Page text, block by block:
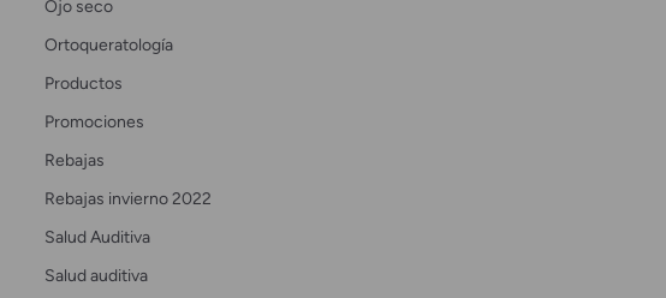
Ojo seco
Ortoqueratología
Productos
Promociones
Rebajas
Rebajas invierno 2022
Salud Auditiva
Salud auditiva